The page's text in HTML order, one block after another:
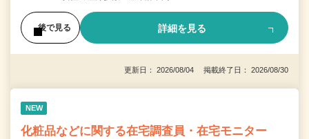
後で見る 詳細を見る
更新日： 2026/08/04 掲載終了日： 2026/08/30
NEW
化粧品などに関する在宅調査員・在宅モニター